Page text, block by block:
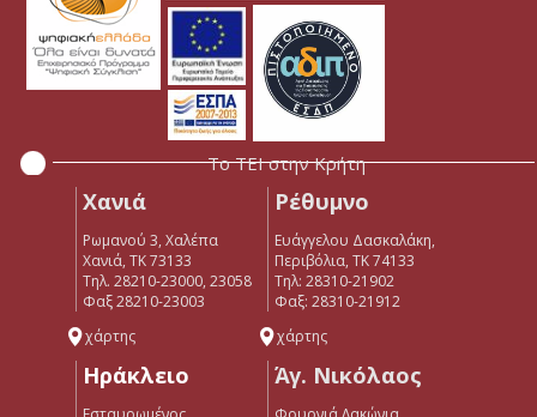
Το ΤΕΙ στην Κρήτη
Χανιά
Ρωμανού 3, Χαλέπα
Χανιά, ΤΚ 73133
Τηλ. 28210-23000, 23058
Φαξ 28210-23003
χάρτης
Ρέθυμνο
Ευάγγελου Δασκαλάκη,
Περιβόλια, ΤΚ 74133
Tηλ: 28310-21902
Φαξ: 28310-21912
χάρτης
Ηράκλειο Άγ. Νικόλαος